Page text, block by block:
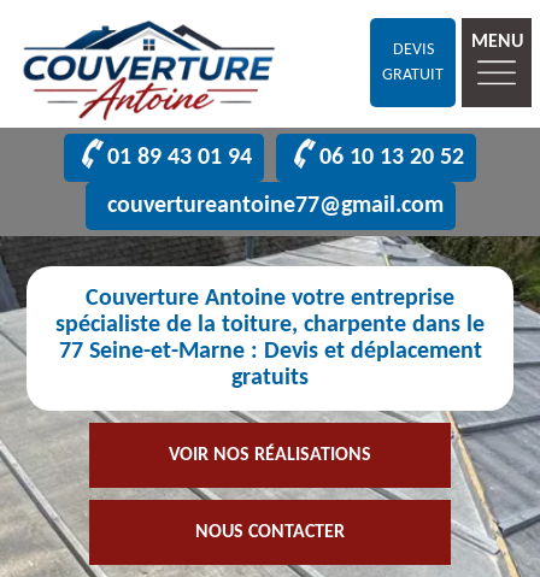
DEVIS
GRATUIT
MENU
01 89 43 01 94
06 10 13 20 52
couvertureantoine77@gmail.com
Couverture Antoine votre entreprise
spécialiste de la toiture, charpente dans le
77 Seine-et-Marne : Devis et déplacement
gratuits
VOIR NOS RÉALISATIONS
NOUS CONTACTER